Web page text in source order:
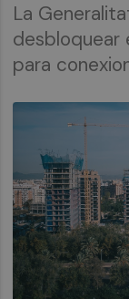
La
desbloquear
para